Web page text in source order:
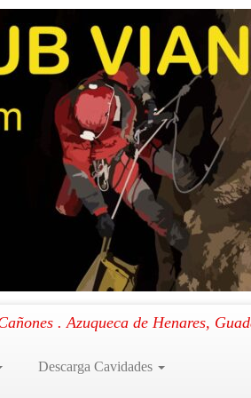
. Azuqueca de Henares,
Descarga Cavidades